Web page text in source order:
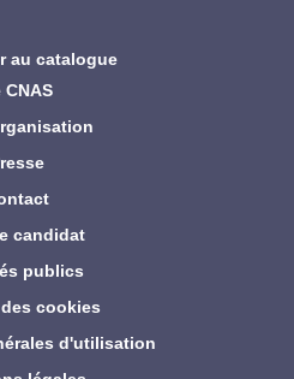
CNAS
candidat
publics
cookies
d'utilisation
au catalogue